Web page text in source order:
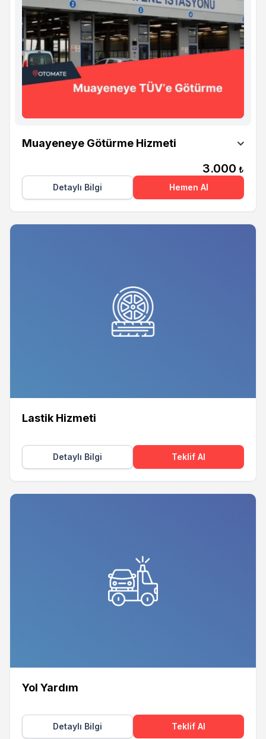
Muayeneye Götürme Hizmeti
3.000 ₺
Detaylı Bilgi
Hemen Al
Lastik Hizmeti
Detaylı Bilgi Teklif Al
Yol Yardım
Detaylı Bilgi Teklif Al